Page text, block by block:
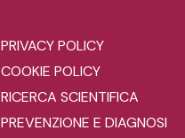
PRIVACY POLICY
COOKIE POLICY
RICERCA SCIENTIFICA
PREVENZIONE E DIAGNOSI